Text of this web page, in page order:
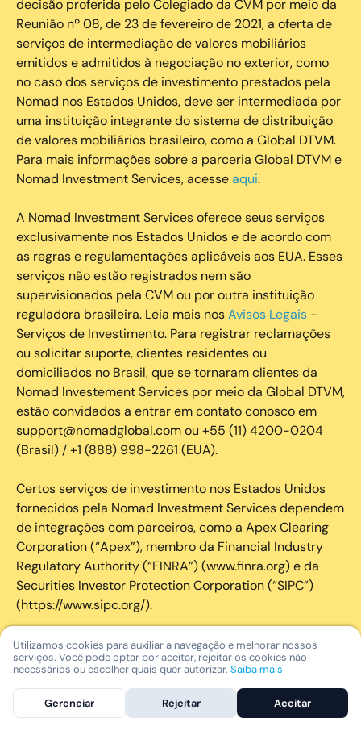
decisão proferida pelo Colegiado da CVM por meio da
Reunião nº 08, de 23 de fevereiro de 2021, a oferta de
serviços de intermediação de valores mobiliários
emitidos e admitidos à negociação no exterior, como
no caso dos serviços de investimento prestados pela
Nomad nos Estados Unidos, deve ser intermediada por
uma instituição integrante do sistema de distribuição
de valores mobiliários brasileiro, como a Global DTVM.
Para mais informações sobre a parceria Global DTVM e
Nomad Investment Services, acesseaqui.
A Nomad Investment Services oferece seus serviços
exclusivamente nos Estados Unidos e de acordo com
as regras e regulamentações aplicáveis aos EUA. Esses
serviços não estão registrados nem são
supervisionados pela CVM ou por outra instituição
reguladora brasileira. Leia mais nosAvisos Legais -
Serviços de Investimento. Para registrar reclamações
ou solicitar suporte, clientes residentes ou
domiciliados no Brasil, que se tornaram clientes da
Nomad Investement Services por meio da Global DTVM,
estão convidados a entrar em contato conosco em
support@nomadglobal.com ou +55 (11) 4200-0204
(Brasil) / +1 (888) 998-2261 (EUA).
Certos serviços de investimento nos Estados Unidos
fornecidos pela Nomad Investment Services dependem
de integrações com parceiros, como a Apex Clearing
Corporation (“Apex”), membro da Financial Industry
Regulatory Authority (“FINRA”) (www.finra.org) e da
Securities Investor Protection Corporation (“SIPC”)
(https://www.sipc.org/).
A SIPC protege os valores mobiliários de clientes de
seus membros em até US$ 250.000,00 para
disponível mediante solicitação ou em www.sipc.org. O
SIPC não protege contra perdas de mercado e não
Utilizamos cookies para auxiliar a navegação e melhorar nossos
serviços. Você pode optar por aceitar, rejeitar os cookies não
necessários ou escolher quais quer autorizar. Saiba mais
Gerenciar Rejeitar Aceitar